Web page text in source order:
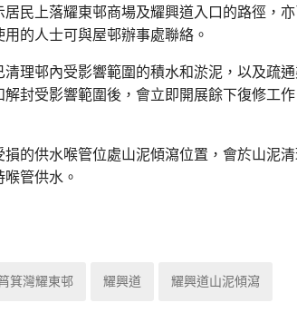
居民上落耀東邨商場及耀興道入口的路徑，
的人士可與屋邨辦事處聯絡。
清理邨內受影響範圍的積水和淤泥，以及疏
解封受影響範圍後，會立即開展餘下復修工
損的供水喉管位處山泥傾瀉位置，會於山泥
管供水。
箕灣耀東邨 耀興道 耀興道山泥傾瀉